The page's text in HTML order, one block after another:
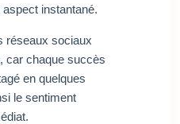
instantané.
réseaux sociaux
car chaque succès
en quelques
le sentiment